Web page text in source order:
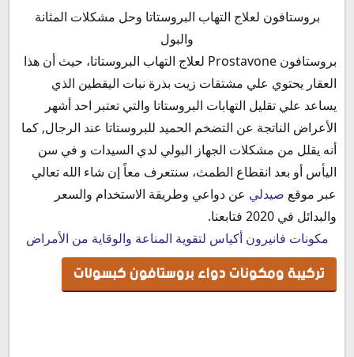
تركيبة ومكونات دواء بروستافون كبسولات
دواعي استعمال بروستافون
الأعراض الجانبية لدواء بروستافون
موانع استخدام بروستافون
أضرار بروستافون كبسول
بروستافون والحمل
بروستافون والرضاعة
التداخلات الدوائية لكبسول بروستافون
بروستافون والضغط
جرعة دواء بروستافون
طريقة استخدام بروستافون
بروستافون قبل الاكل
بروستافون لعلاج التهاب البروستاتا وحل مشكلات المثانة
والبول
بروستافون Prostavone لعلاج التهاب البروستاتا، حيث أن هذا
العقار يحتوي علي مشتقات زيت بذرة نبات اليقطين الذي
يساعد علي تقليل التهابات البروستاتا والتي تعتبر احد أشهر
الأعراض الناتجة عن التضخم الحميد للبروستاتا عند الرجال, كما
أنه يقلل من مشكلات الجهاز البولي لدي السيدات و في سن
اليأس أو بعد انقطاع الطمث، سنتعرف معاً إن شاء الله تعالي
عبر موقع صيدلي عن دواعي وطريقة الاستخدام والسعر
والبدائل في 2020 فتابعنا.
مكونات فانيرون أكياس لتقوية المناعة والوقاية من الأمراض
تركيبة ومكونات دواء بروستافون كبسولات